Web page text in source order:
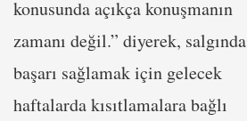
konusunda açıkça konuşmanın
zamanı değil.” diyerek, salgında
başarı sağlamak için gelecek
haftalarda kısıtlamalara bağlı